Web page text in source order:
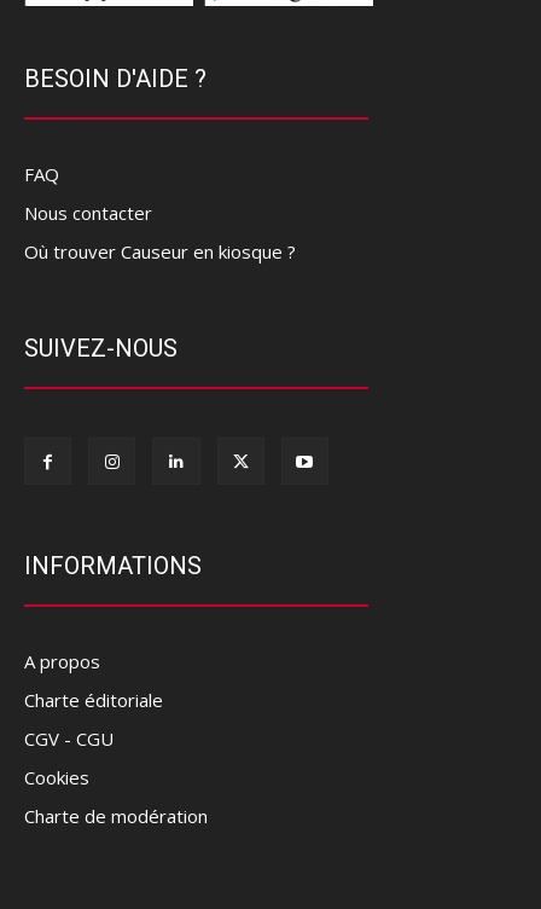
BESOIN D'AIDE ?
FAQ
Nous contacter
Où trouver Causeur en kiosque ?
SUIVEZ-NOUS
INFORMATIONS
A propos
Charte éditoriale
CGV - CGU
Cookies
Charte de modération